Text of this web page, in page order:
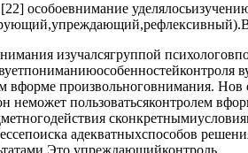
особоевнимание
изучалсягруппой
вформе произвольноговнимания.
неможет пользоватьсяконтролем
адекватныхспособов